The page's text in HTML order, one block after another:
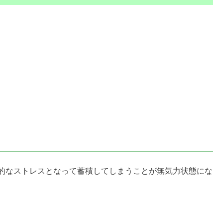
なストレスとなって蓄積してしまうことが無気力状態にな